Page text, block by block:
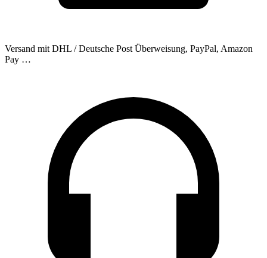
Versand mit DHL / Deutsche Post Überweisung, PayPal, Amazon
Pay …